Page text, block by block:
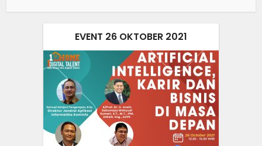
EVENT 26 OKTOBER 2021